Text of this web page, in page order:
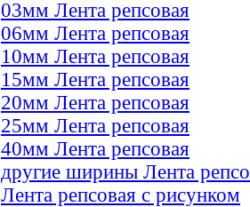
03мм Лента репсовая
06мм Лента репсовая
10мм Лента репсовая
15мм Лента репсовая
20мм Лента репсовая
25мм Лента репсовая
40мм Лента репсовая
другие ширины Лента
Лента репсовая с рисунком